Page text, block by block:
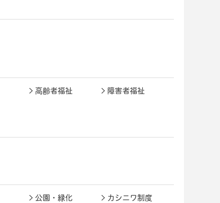
高齢者福祉 障害者福祉
公園・緑化 カシニワ制度